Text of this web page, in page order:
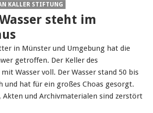
KALLER STIFTUNG
steht im
in Münster und Umgebung hat die
getroffen. Der Keller des
Wasser voll. Der Wasser stand 50 bis
und hat für ein großes Choas gesorgt.
Akten und Archivmaterialen sind zerstört